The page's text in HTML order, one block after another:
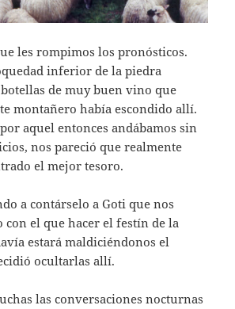
les rompimos los pronósticos.
inferior de la piedra
de muy buen vino que
montañero había escondido allí.
aquel entonces andábamos sin
nos pareció que realmente
el mejor tesoro.
a contárselo a Goti que nos
con el que hacer el festín de la
estará maldiciéndonos el
ocultarlas allí.
las conversaciones nocturnas